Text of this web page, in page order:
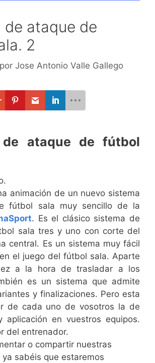
de ataque de
2
por Jose Antonio Valle Gallego
de ataque de fútbol
animación de un nuevo sistema
fútbol sala muy sencillo de la
. Es el clásico sistema de
sala tres y uno con corte del
central. Es un sistema muy fácil
el juego del fútbol sala. Aparte
a la hora de trasladar a los
es un sistema que admite
y finalizaciones. Pero esta
de cada uno de vosotros la de
aplicación en vuestros equipos.
del entrenador.
o compartir nuestras
sabéis que estaremos